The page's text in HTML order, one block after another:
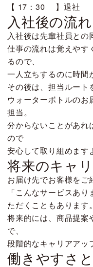
【 17：30 】退社
入社後の流れ
入社後は先輩社員との
仕事の流れは覚えやす
るので、
一人立ちするのに時間
その後は、担当ルート
ウォーターボトルの
担当。
分からないことがあれ
ので
安心して取り組めます
将来のキャ
お届け先でお客様をご
「こんなサービスあ
ただくこともあります。
将来的には、商品提案
で、
段階的なキャリアア
働きやすさ